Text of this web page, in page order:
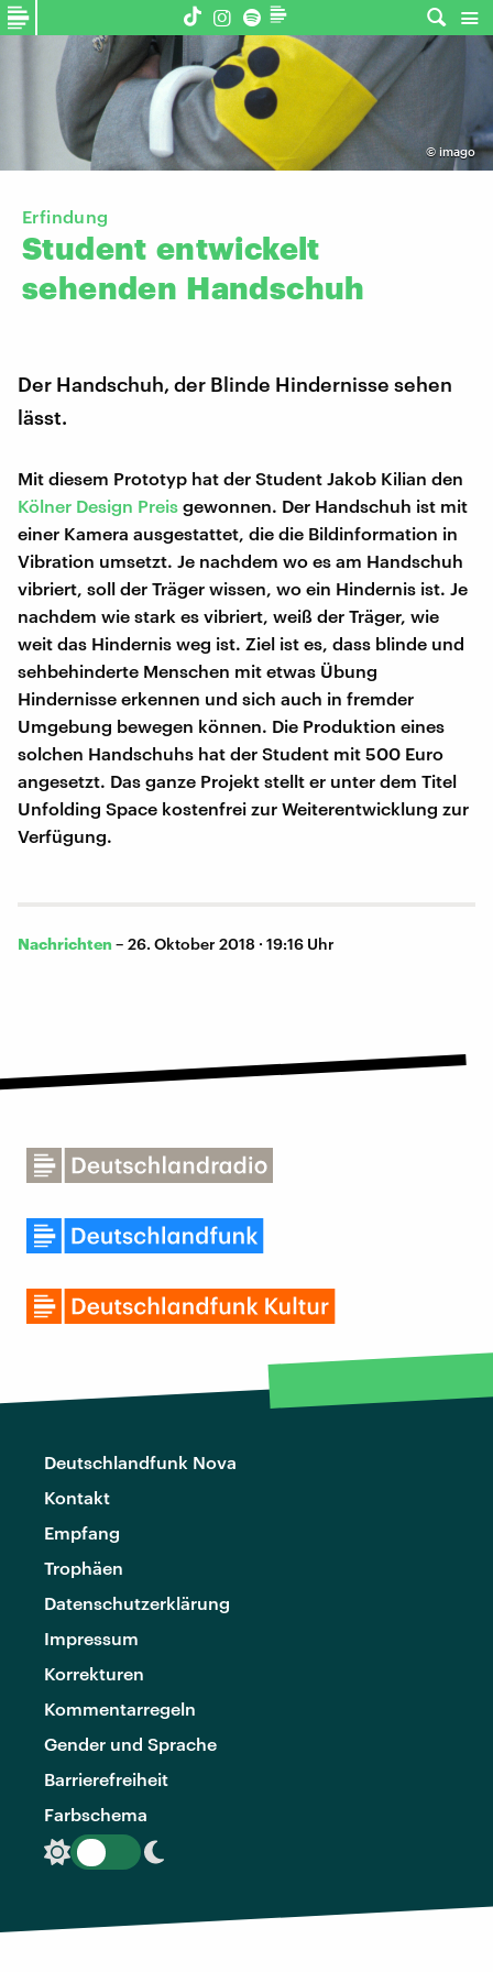
© imago
Erfindung
Student entwickelt
sehenden Handschuh
Der Handschuh, der Blinde Hindernisse sehen
lässt.
Mit diesem Prototyp hat der Student Jakob Kilian den
Kölner Design Preis gewonnen. Der Handschuh ist mit
einer Kamera ausgestattet, die die Bildinformation in
Vibration umsetzt. Je nachdem wo es am Handschuh
vibriert, soll der Träger wissen, wo ein Hindernis ist. Je
nachdem wie stark es vibriert, weiß der Träger, wie
weit das Hindernis weg ist. Ziel ist es, dass blinde und
sehbehinderte Menschen mit etwas Übung
Hindernisse erkennen und sich auch in fremder
Umgebung bewegen können. Die Produktion eines
solchen Handschuhs hat der Student mit 500 Euro
angesetzt. Das ganze Projekt stellt er unter dem Titel
Unfolding Space kostenfrei zur Weiterentwicklung zur
Verfügung.
Nachrichten – 26. Oktober 2018 · 19:16 Uhr
Deutschlandfunk Nova
Kontakt
Empfang
Trophäen
Datenschutzerklärung
Impressum
Korrekturen
Kommentarregeln
Gender und Sprache
Barrierefreiheit
Farbschema